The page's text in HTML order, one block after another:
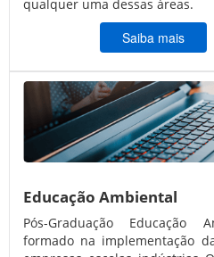
qualquer uma dessas áreas.
Saiba mais
Educação Ambiental
Pós-Graduação Educação
formado na implementação